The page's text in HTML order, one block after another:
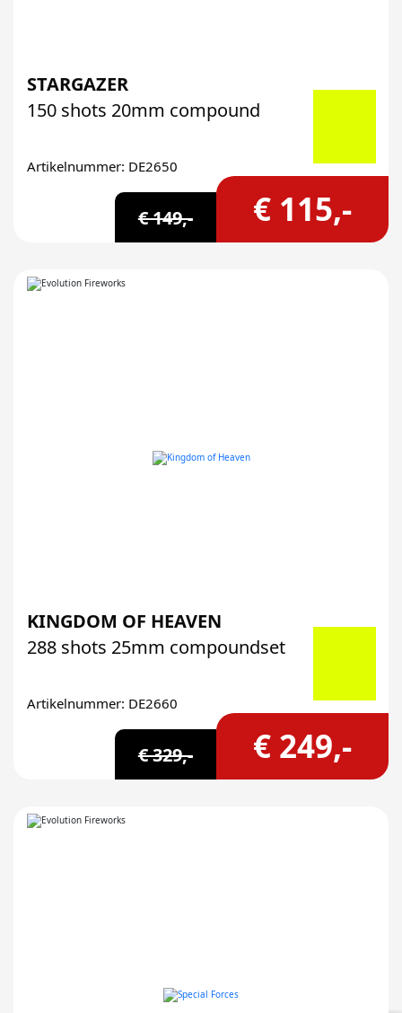
STARGAZER
150 shots 20mm compound
Artikelnummer: DE2650
€ 149,- € 115,-
KINGDOM OF HEAVEN
288 shots 25mm compoundset
Artikelnummer: DE2660
€ 329,- € 249,-